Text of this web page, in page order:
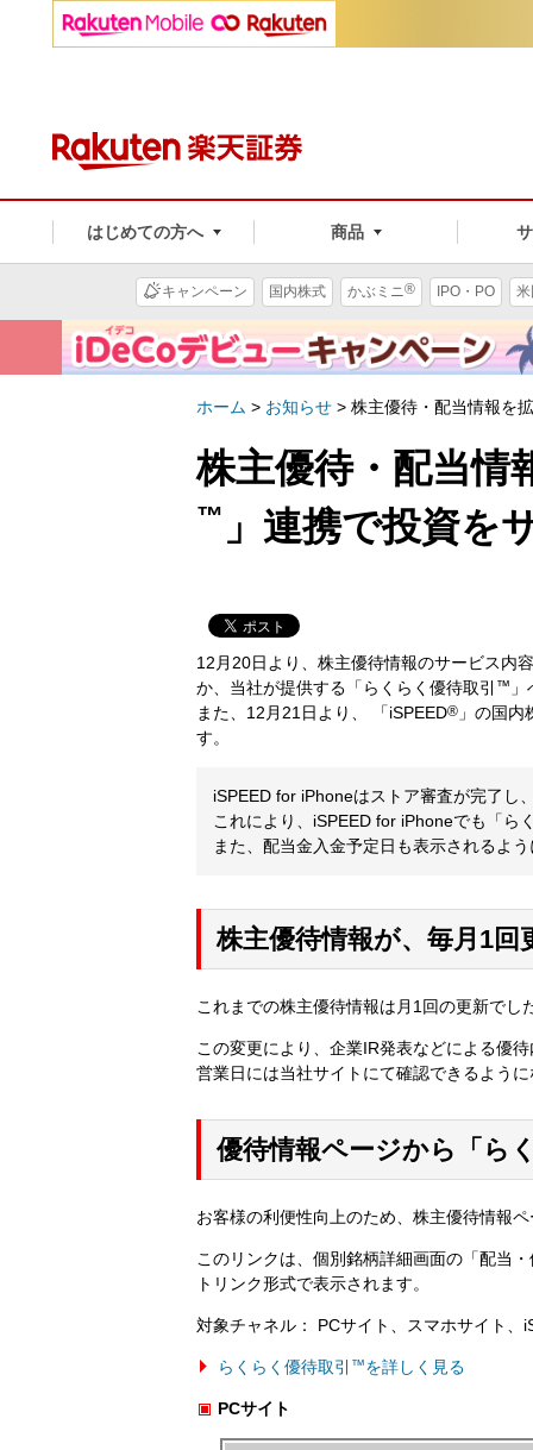
はじめての方へ 商品
キャンペーン 国内株式 かぶミニ® IPO・PO
ホーム > お知らせ > 株主優待・配当情報を
株主優待・配当情
™ 」連携で投資を
12月20日より、株主優待情報のサービス内
か、当社が提供する「らくらく優待取引
™
また、12月21日より、 「iSPEED® 」の国
す。
iSPEED for iPhoneはストア審査が完了し
これにより、iSPEED for iPhoneでも「ら
また、配当金入金予定日も表示されるよ
株主優待情報が、毎月1
これまでの株主優待情報は月1回の更新で
この変更により、企業IR発表などによる優
営業日には当社サイトにて確認できるよう
優待情報ページから「ら
お客様の利便性向上のため、株主優待情報
このリンクは、個別銘柄詳細画面の「配当
トリンク形式で表示されます。
対象チャネル： PCサイト、スマホサイト、
らくらく優待取引 ™を詳しく見る
PCサイト